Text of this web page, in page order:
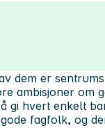
dem er
ambisjoner om
gi hvert enkelt
fagfolk, og